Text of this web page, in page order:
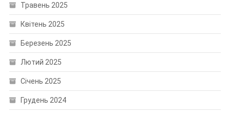
Травень 2025
Квітень 2025
Березень 2025
Лютий 2025
Січень 2025
Грудень 2024